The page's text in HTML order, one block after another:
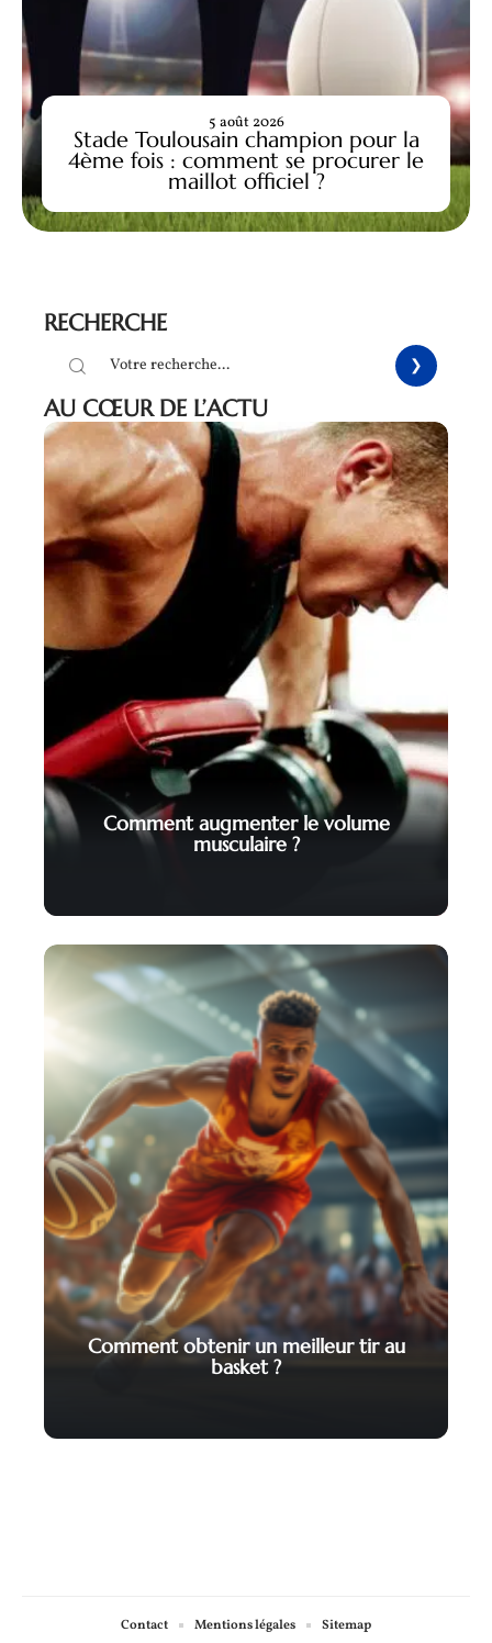
Stade Toulousain champion pour la
4ème fois : comment se procurer le
maillot officiel ?
5 août 2026
RECHERCHE
AU CŒUR DE L’ACTU
Comment augmenter le volume
musculaire ?
Comment obtenir un meilleur tir au
basket ?
Contact Mentions légales Sitemap